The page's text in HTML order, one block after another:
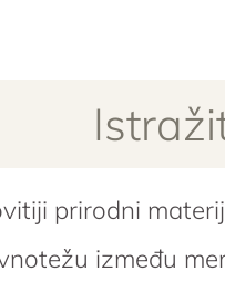
prirodni
između